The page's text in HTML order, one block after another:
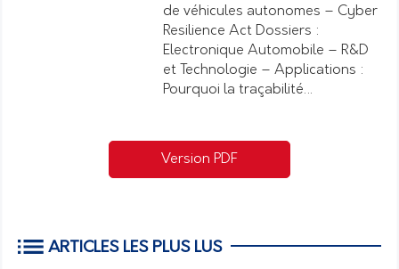
de véhicules autonomes – Cyber
Resilience Act Dossiers :
Electronique Automobile – R&D
et Technologie – Applications :
Pourquoi la traçabilité…
Version PDF
ARTICLES LES PLUS LUS